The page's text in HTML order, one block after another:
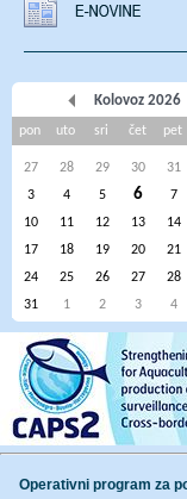
Kolovoz 2026
pon uto sri čet pet
27 28 29 30 31
3
4 5 6 7
10
11 12 13 14
17
18 19 20 21
24
25 26 27 28
31
1 2 3 4
Operativni program za